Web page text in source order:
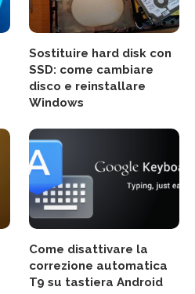
Sostituire hard disk con
SSD: come cambiare
disco e reinstallare
Windows
Come disattivare la
correzione automatica
T9 su tastiera Android